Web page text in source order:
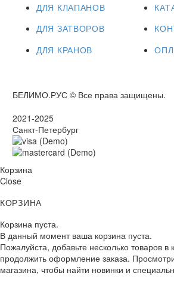
ДЛЯ КЛАПАНОВ
ДЛЯ ЗАТВОРОВ
ДЛЯ КРАНОВ
БЕЛИМО.РУС © Все права защищены.
2021-2025
Санкт-Петербург
Корзина
Close
КОРЗИНА
Корзина пуста.
В данный момент ваша корзина пуста.
Пожалуйста, добавьте несколько товаров
продолжить оформление заказа.
магазина, чтобы найти новинки и